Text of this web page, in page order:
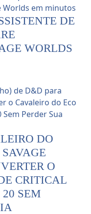
DE
WORLDS
DO
O
CRITICAL
SEM